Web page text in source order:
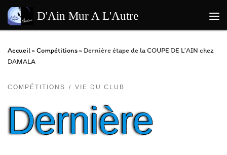
Passer au contenu
D'Ain Mur A L'Autre
Accueil»Compétitions» Dernière étape de la COUPE DE L’AIN chez
DAMALA
COMPÉTITIONS VIE DU CLUB
Dernière